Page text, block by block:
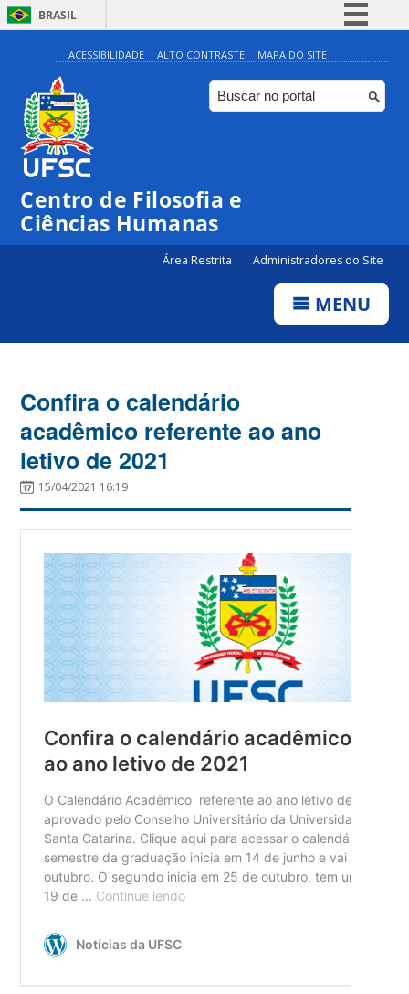
BRASIL
Simplifique!
Comunica BR
Participe
ACESSIBILIDADE ALTO CONTRASTE MAPA DO SITE
Centro de Filosofia e
Ciências Humanas
Área Restrita Administradores do Site
MENU
Confira o calendário
acadêmico referente ao ano
letivo de 2021
15/04/2021 16:19